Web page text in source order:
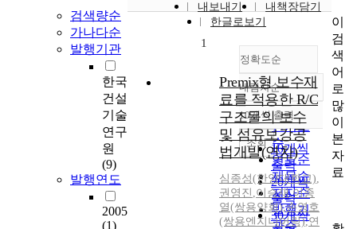
검색량순
가나다순
발행기관
한국
건설
기술
연구
원
(9)
발행연도
2005
(1)
내보내기
내책장담기
한글로보기
정확도순
정확도
순
인기도
순
연도순
제목순
저자순
발행기
내림차순
내림차순
10개씩 출력
10개씩
출력
20개씩
출력
30개씩
조회
1
Premix형 보수재
료를 적용한 R/C
구조물의 보수
및 섬유보강공
법개발(연차)
심종성(한양대학교),
권영진 ,이승재,이종
열(쌍용양회),손영호
(쌍용엔지니어링),연
이
검
색
어
로
많
이
본
자
료